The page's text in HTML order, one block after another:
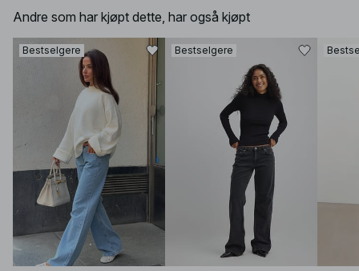
Andre som har kjøpt dette, har også kjøpt
Bestselgere Bestselgere